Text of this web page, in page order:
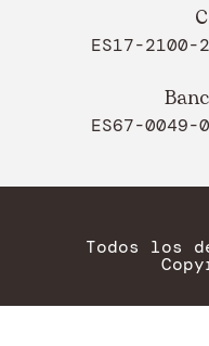
ES17-2100-
ES67-0049-
Todos los